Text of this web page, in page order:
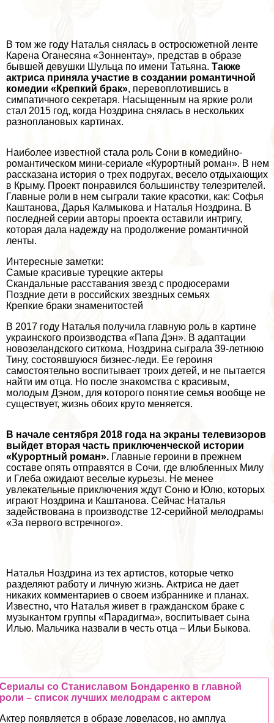
В том же году Наталья снялась в остросюжетной ленте
Карена Оганесяна «Зоннентау», представ в образе
бывшей дeвyшки Шульца по имени Татьяна. Также
актриса приняла участие в создании романтичной
комедии «Крепкий бpaк», перевоплотившись в
симпатичного секретаря. Насыщенным на яркие роли
стал 2015 год, когда Ноздрина снялась в нескольких
разноплановых картинах.
Наиболее известной стала роль Сони в комедийно-
романтическом мини-сериале «Курортный роман». В нем
рассказана история о трех подругах, весело отдыхающих
в Крыму. Проект понравился большинству телезрителей.
Главные роли в нем сыграли такие красотки, как: Софья
Каштанова, Дарья Калмыкова и Наталья Ноздрина. В
последней серии авторы проекта оставили интригу,
которая дала надежду на продолжение романтичной
ленты.
Интересные заметки:
Самые красивые турецкие актеры
Скандальные расставания звезд с продюсерами
Поздние дети в российских звездных семьях
Крепкие бpaки знаменитостей
В 2017 году Наталья получила главную роль в картине
украинского производства «Папа Дэн». В адаптации
новозеландского ситкома, Ноздрина сыграла 39-летнюю
Тину, состоявшуюся бизнес-леди. Ее героиня
самостоятельно воспитывает троих детей, и не пытается
найти им отца. Но после знакомства с красивым,
молодым Дэном, для которого понятие семья вообще не
существует, жизнь обоих круто меняется.
В начале сентября 2018 года на экраны телевизоров
выйдет вторая часть приключенческой истории
«Курортный роман». Главные героини в прежнем
составе опять отправятся в Сочи, где влюбленных Милу
и Глеба ожидают веселые курьезы. Не менее
увлекательные приключения ждут Соню и Юлю, которых
играют Ноздрина и Каштанова. Сейчас Наталья
задействована в производстве 12-серийной мелодрамы
«За первого встречного».
Наталья Ноздрина из тех артистов, которые четко
разделяют работу и личную жизнь. Актриса не дает
никаких комментариев о своем избраннике и планах.
Известно, что Наталья живет в гражданском бpaке с
музыкантом группы «Парадигма», воспитывает сына
Илью. Мальчика назвали в честь отца – Ильи Быкова.
Сериалы со Станиславом Бондаренко в главной
роли – список лучших мелодрам с актером
Актер появляется в образе ловеласов, но амплуа